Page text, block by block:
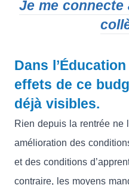
Je me connecte
Dans
effets de ce
déjà visibles.
Rien depuis la rentrée ne
amélioration des
et des conditions
contraire, les moyens